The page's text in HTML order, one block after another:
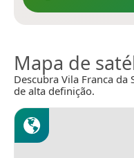
Mapa de
Descubra Vila Franca
de alta definição.